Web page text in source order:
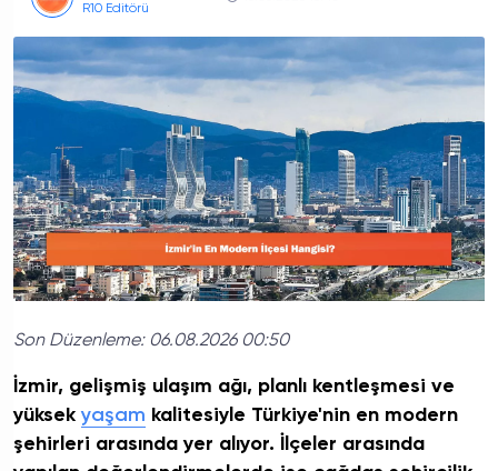
R10 Editörü
Son Düzenleme: 06.08.2026 00:50
İzmir, gelişmiş ulaşım ağı, planlı kentleşmesi ve
yüksekyaşam kalitesiyle Türkiye'nin en modern
şehirleri arasında yer alıyor. İlçeler arasında